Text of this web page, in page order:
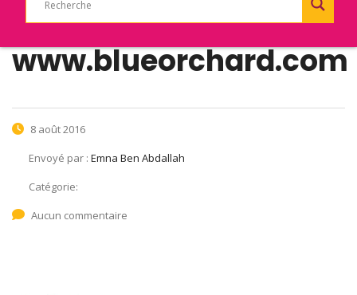
www.blueorchard.com
8 août 2016
Envoyé par : Emna Ben Abdallah
Catégorie:
Aucun commentaire